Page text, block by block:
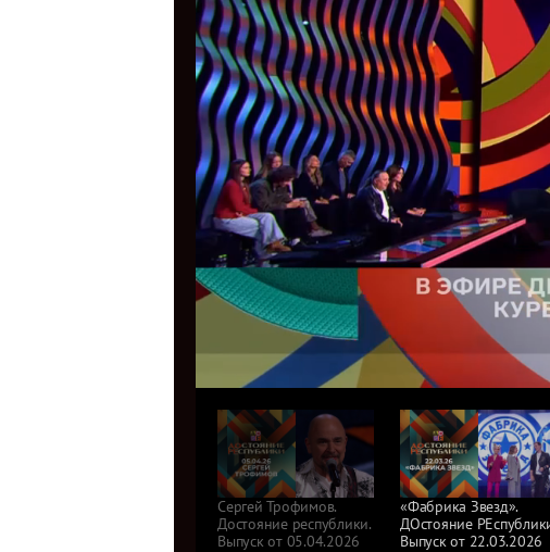
Сергей Трофимов.
Достояние республики.
Выпуск от 05.04.2026
«Фабрика Звезд».
ДОстояние
Выпуск от 22.03.2026